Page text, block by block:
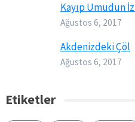
Kayıp Umudun
Ağustos 6, 2017
Akdenizdeki Çöl
Ağustos 6, 2017
Etiketler